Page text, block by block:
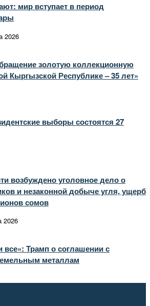
мир вступает в период
2026
золотую коллекционную
Кыргызской Республике – 35 лет»
выборы состоятся 27
возбуждено уголовное дело о
и незаконной добыче угля, ущерб
сомов
2026
все»: Трамп о соглашении с
металлам